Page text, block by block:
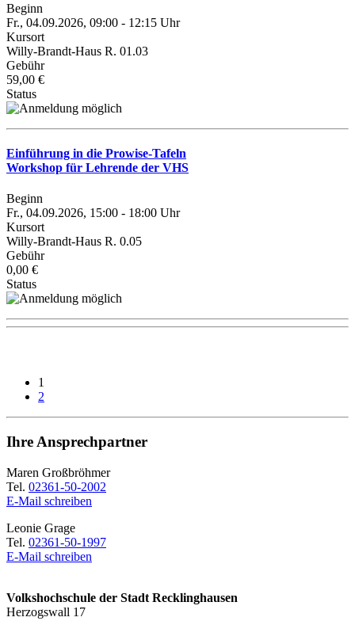
Beginn
Fr., 04.09.2026, 09:00 - 12:15 Uhr
Kursort
Willy-Brandt-Haus R. 01.03
Gebühr
59,00 €
Status
Einführung in die Prowise-Tafeln
Workshop für Lehrende der VHS
Beginn
Fr., 04.09.2026, 15:00 - 18:00 Uhr
Kursort
Willy-Brandt-Haus R. 0.05
Gebühr
0,00 €
Status
1
2
Ihre Ansprechpartner
Maren Großbröhmer
Tel. 02361-50-2002
E-Mail schreiben
Leonie Grage
Tel. 02361-50-1997
E-Mail schreiben
Volkshochschule der Stadt Recklinghausen
Herzogswall 17